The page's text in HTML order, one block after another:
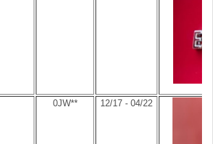
0JW** 12/17 - 04/22